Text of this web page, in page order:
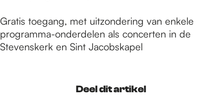
Gratis toegang, met uitzondering van enkele
programma-onderdelen als concerten in de
Stevenskerk en Sint Jacobskapel
Deel dit artikel